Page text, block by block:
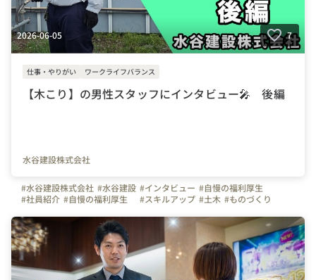
2026-06-05 7
仕事・やりがい ワークライフバランス
【木こり】の男性スタッフにインタビュー🎤 後編
水谷建設株式会社
#水谷建設株式会社 #水谷建設 #インタビュー #自慢の福利厚生
#社員紹介 #自慢の福利厚生 #スキルアップ #土木 #ものづくり